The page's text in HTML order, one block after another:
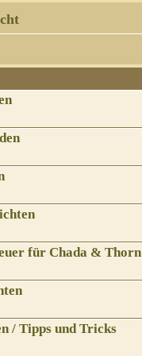
für Chada & Thorn
/ Tipps und Tricks